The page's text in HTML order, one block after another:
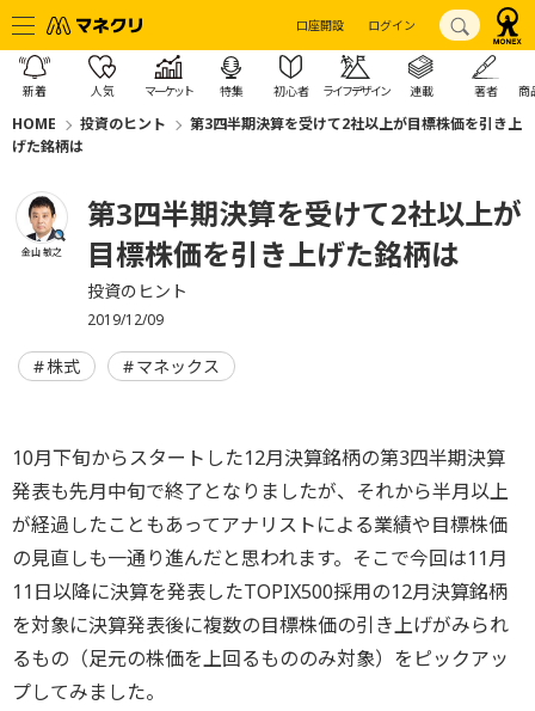
口座開設 ログイン
新着 人気 マーケット 特集 初心者 ライフデザイン 連載 著者 商
HOME 投資のヒント
第3四半期決算を受けて2社以上が目標株価を引き上
げた銘柄は
金山 敏之
第3四半期決算を受けて2社以上が
目標株価を引き上げた銘柄は
投資のヒント
2019/12/09
株式 マネックス
10月下旬からスタートした12月決算銘柄の第3四半期決算
発表も先月中旬で終了となりましたが、それから半月以上
が経過したこともあってアナリストによる業績や目標株価
の見直しも一通り進んだと思われます。そこで今回は11月
11日以降に決算を発表したTOPIX500採用の12月決算銘柄
を対象に決算発表後に複数の目標株価の引き上げがみられ
るもの（足元の株価を上回るもののみ対象）をピックアッ
プしてみました。